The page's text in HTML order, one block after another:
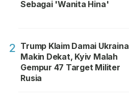
Sebagai 'Wanita Hina'
2 Trump Klaim Damai Ukraina
Makin Dekat, Kyiv Malah
Gempur 47 Target Militer
Rusia